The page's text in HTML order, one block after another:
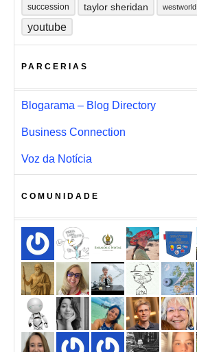
succession taylor sheridan westworld
youtube
PARCERIAS
Blogarama – Blog Directory
Business Connection
Voz da Notícia
COMUNIDADE